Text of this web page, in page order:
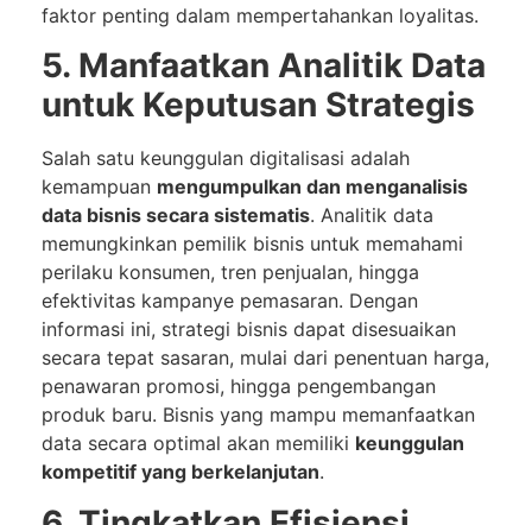
faktor penting dalam mempertahankan loyalitas.
5. Manfaatkan Analitik Data
untuk Keputusan Strategis
Salah satu keunggulan digitalisasi adalah
kemampuan mengumpulkan dan menganalisis
data bisnis secara sistematis. Analitik data
memungkinkan pemilik bisnis untuk memahami
perilaku konsumen, tren penjualan, hingga
efektivitas kampanye pemasaran. Dengan
informasi ini, strategi bisnis dapat disesuaikan
secara tepat sasaran, mulai dari penentuan harga,
penawaran promosi, hingga pengembangan
produk baru. Bisnis yang mampu memanfaatkan
data secara optimal akan memiliki keunggulan
kompetitif yang berkelanjutan.